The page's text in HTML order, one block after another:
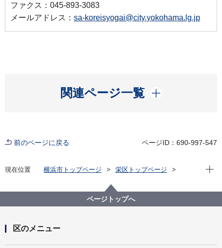
ファクス：045-893-3083
メールアドレス： sa-koreisyogai@city.yokohama.lg.jp
関連ページ一覧
開く
前のページに戻る ページID：690-997-547
現在位置 横浜市トップページ
栄区トップページ
現在
ページトップへ
区のメニュー